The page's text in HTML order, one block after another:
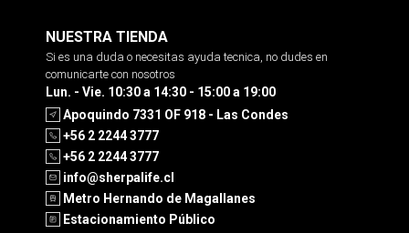
NUESTRA TIENDA
Si es una duda o necesitas ayuda tecnica, no dudes en
comunicarte con nosotros
Lun. - Vie. 10:30 a 14:30 - 15:00 a 19:00
Apoquindo 7331 OF 918 - Las Condes
+56 2 2244 3777
+56 2 2244 3777
info@sherpalife.cl
Metro Hernando de Magallanes
Estacionamiento Público